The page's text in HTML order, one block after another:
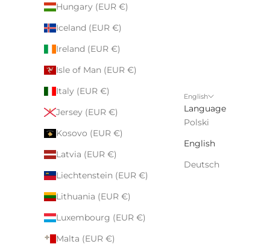
Hungary (EUR €)
Iceland (EUR €)
Ireland (EUR €)
Isle of Man (EUR €)
Italy (EUR €)
Jersey (EUR €)
Kosovo (EUR €)
Latvia (EUR €)
Liechtenstein (EUR €)
Lithuania (EUR €)
Luxembourg (EUR €)
Malta (EUR €)
English
Language
Polski
English
Deutsch